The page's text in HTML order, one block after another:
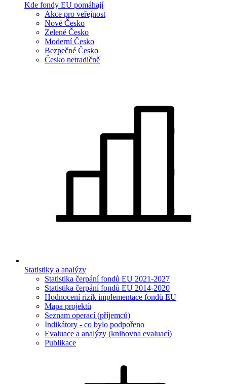
Kde fondy EU pomáhají
Akce pro veřejnost
Nové Česko
Zelené Česko
Moderní Česko
Bezpečné Česko
Česko netradičně
Statistiky a analýzy
Statistika čerpání fondů EU 2021-2027
Statistika čerpání fondů EU 2014-2020
Hodnocení rizik implementace fondů EU
Mapa projektů
Seznam operací (příjemců)
Indikátory - co bylo podpořeno
Evaluace a analýzy (knihovna evaluací)
Publikace